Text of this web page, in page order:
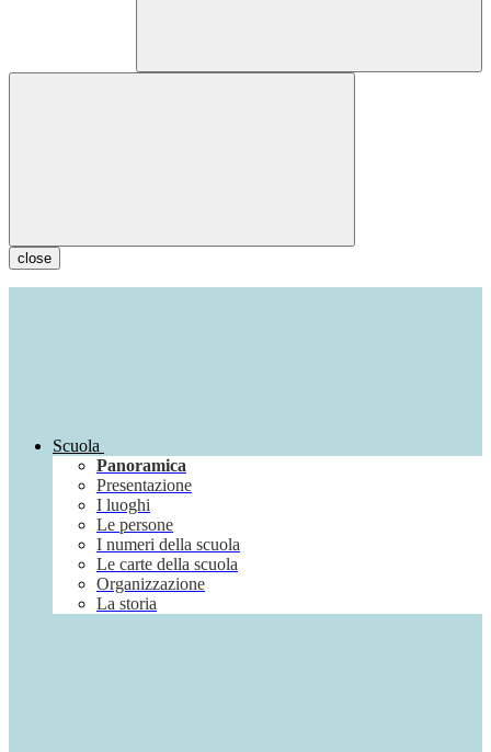
close
Scuola
Panoramica
Presentazione
I luoghi
Le persone
I numeri della scuola
Le carte della scuola
Organizzazione
La storia